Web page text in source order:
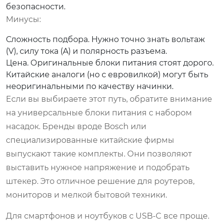
безопасности.
Минусы:
Сложность подбора. Нужно точно знать вольтаж
(V), силу тока (A) и полярность разъема.
Цена. Оригинальные блоки питания стоят дорого.
Китайские аналоги (но с евровилкой) могут быть
неоригинальными по качеству начинки.
Если вы выбираете этот путь, обратите внимание
на универсальные блоки питания с набором
насадок. Бренды вроде Bosch или
специализированные китайские фирмы
выпускают такие комплекты. Они позволяют
выставить нужное напряжение и подобрать
штекер. Это отличное решение для роутеров,
мониторов и мелкой бытовой техники.
Для смартфонов и ноутбуков с USB-C все проще.